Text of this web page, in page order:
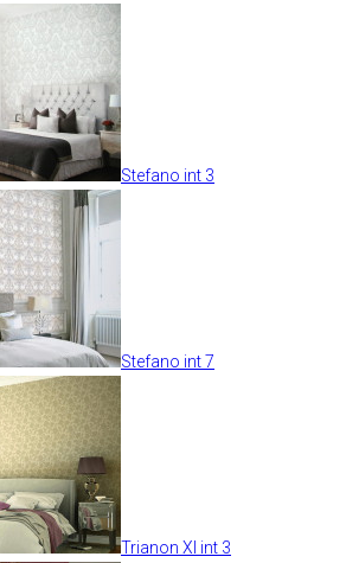
Stefano int 3
Stefano int 7
Trianon XI int 3